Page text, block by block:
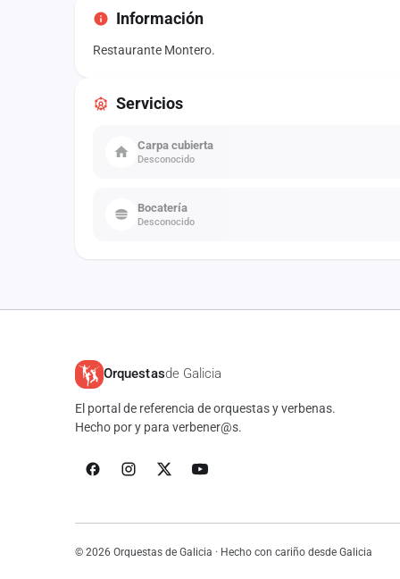
Información
Restaurante Montero.
Servicios
Carpa cubierta
Desconocido
Bocatería
Desconocido
Orquestasde Galicia
El portal de referencia de orquestas y verbenas.
Hecho por y para verbener@s.
© 2026 Orquestas de Galicia · Hecho con cariño desde Galicia